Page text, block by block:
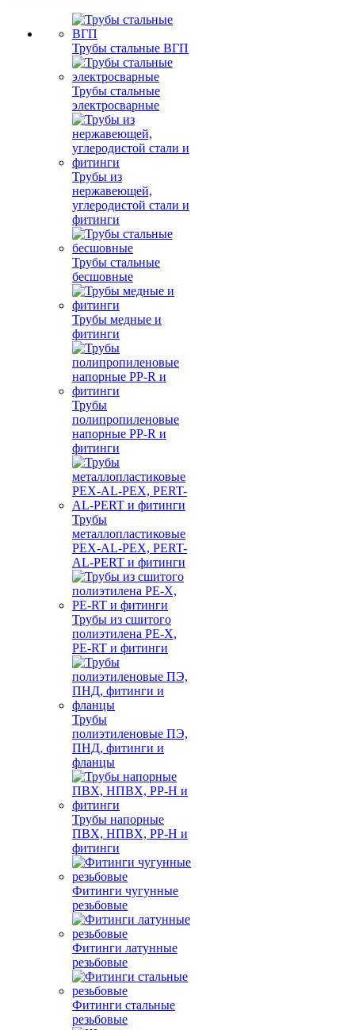
Трубы стальные ВГП
Трубы стальные
электросварные
Трубы из
нержавеющей,
углеродистой стали и
фитинги
Трубы стальные
бесшовные
Трубы медные и
фитинги
Трубы
полипропиленовые
напорные PP-R и
фитинги
Трубы
металлопластиковые
PEX-AL-PEX, PERT-
AL-PERT и фитинги
Трубы из сшитого
полиэтилена PE-X,
PE-RT и фитинги
Трубы
полиэтиленовые ПЭ,
ПНД, фитинги и
фланцы
Трубы напорные
ПВХ, НПВХ, PP-H и
фитинги
Фитинги чугунные
резьбовые
Фитинги латунные
резьбовые
Фитинги стальные
резьбовые